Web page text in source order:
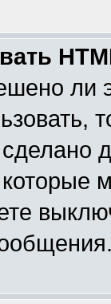
сделано